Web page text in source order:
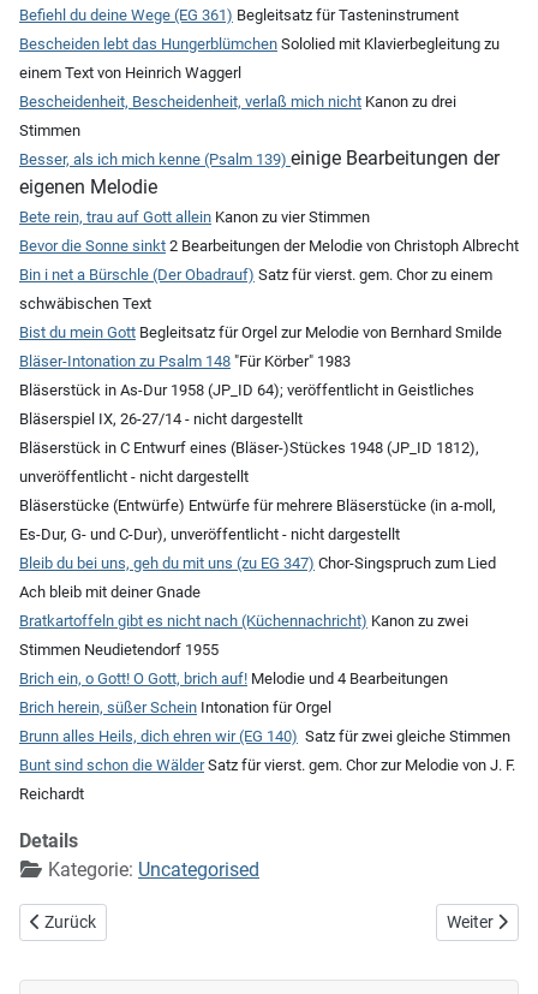
Befiehl du deine Wege (EG 361) Begleitsatz für Tasteninstrument
Bescheiden lebt das Hungerblümchen Sololied mit Klavierbegleitung zu
einem Text von Heinrich Waggerl
Bescheidenheit, Bescheidenheit, verlaß mich nicht Kanon zu drei
Stimmen
Besser, als ich mich kenne (Psalm 139) einige Bearbeitungen der
eigenen Melodie
Bete rein, trau auf Gott allein Kanon zu vier Stimmen
Bevor die Sonne sinkt 2 Bearbeitungen der Melodie von Christoph Albrecht
Bin i net a Bürschle (Der Obadrauf) Satz für vierst. gem. Chor zu einem
schwäbischen Text
Bist du mein Gott Begleitsatz für Orgel zur Melodie von Bernhard Smilde
Bläser-Intonation zu Psalm 148 "Für Körber" 1983
Bläserstück in As-Dur 1958 (JP_ID 64); veröffentlicht in Geistliches
Bläserspiel IX, 26-27/14 - nicht dargestellt
Bläserstück in C Entwurf eines (Bläser-)Stückes 1948 (JP_ID 1812),
unveröffentlicht - nicht dargestellt
Bläserstücke (Entwürfe) Entwürfe für mehrere Bläserstücke (in a-moll,
Es-Dur, G- und C-Dur), unveröffentlicht - nicht dargestellt
Bleib du bei uns, geh du mit uns (zu EG 347) Chor-Singspruch zum Lied
Ach bleib mit deiner Gnade
Bratkartoffeln gibt es nicht nach (Küchennachricht) Kanon zu zwei
Stimmen Neudietendorf 1955
Brich ein, o Gott! O Gott, brich auf! Melodie und 4 Bearbeitungen
Brich herein, süßer Schein Intonation für Orgel
Brunn alles Heils, dich ehren wir (EG 140) Satz für zwei gleiche Stimmen
Bunt sind schon die WälderSatz für vierst. gem. Chor zur Melodie von J. F.
Reichardt
Details
Kategorie: Uncategorised
Vorheriger Beitrag: A_Titel
Zurück Nächster
Weiter